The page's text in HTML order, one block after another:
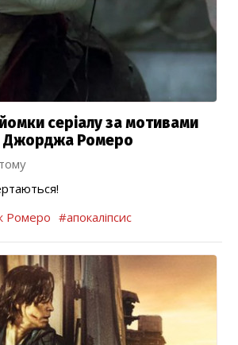
серіалу за мотивами
Джорджа Ромеро
Ромеро #апокаліпсис